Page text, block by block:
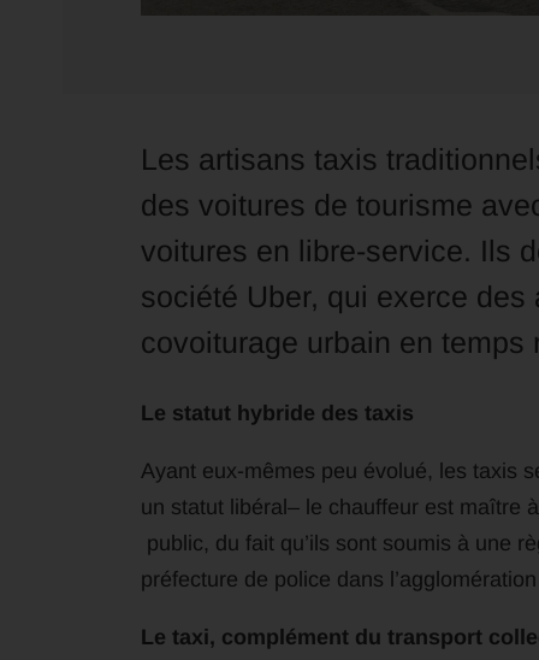
Les artisans taxis
des voitures de tourisme
voitures en libre-service. Ils
société Uber, qui exerce
covoiturage urbain en temps
Le statut hybride des taxis
Ayant eux-mêmes peu évolué, les taxis
un statut libéral– le chauffeur est maître
public, du fait qu’ils sont soumis à une
préfecture de police dans
Le taxi, complément du transport